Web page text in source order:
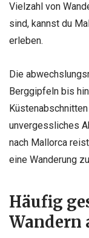
Vielzahl von
sind, kannst du
erleben.
Die
Berggipfeln bis
unvergessliches
nach Mallorca
eine Wanderung
Häufig
Wandern